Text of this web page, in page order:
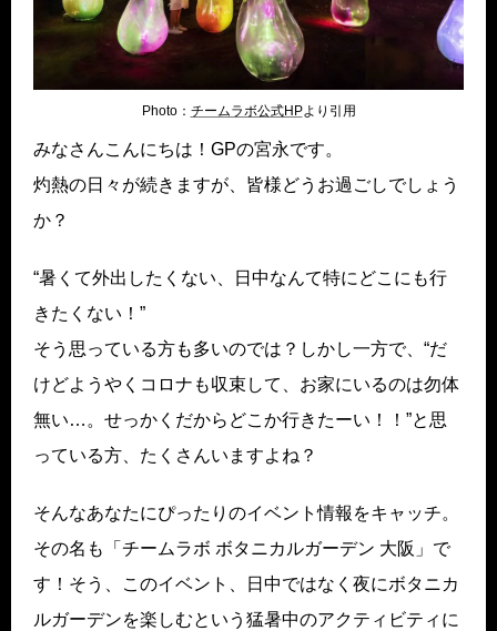
Photo： チームラボ公式HPより引用
みなさんこんにちは！GPの宮永です。
灼熱の日々が続きますが、皆様どうお過ごしでしょう
か？
“暑くて外出したくない、日中なんて特にどこにも行
きたくない！”
そう思っている方も多いのでは？しかし一方で、“だ
けどようやくコロナも収束して、お家にいるのは勿体
無い…。せっかくだからどこか行きたーい！！”と思
っている方、たくさんいますよね？
そんなあなたにぴったりのイベント情報をキャッチ。
その名も「チームラボ ボタニカルガーデン 大阪」で
す！そう、このイベント、日中ではなく夜にボタニカ
ルガーデンを楽しむという猛暑中のアクティビティに